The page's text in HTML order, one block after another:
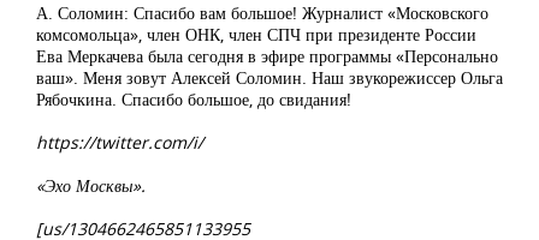
А. Соломин: Спасибо вам большое! Журналист «Московского
комсомольца», член ОНК, член СПЧ при президенте России
Ева Меркачева была сегодня в эфире программы «Персонально
ваш». Меня зовут Алексей Соломин. Наш звукорежиссер Ольга
Рябочкина. Спасибо большое, до свидания!
https://twitter.com/i/
«Эхо Москвы».
[us/1304662465851133955